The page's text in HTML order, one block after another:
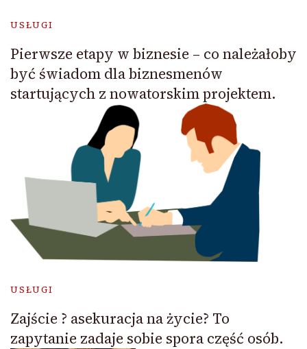
USŁUGI
Pierwsze etapy w biznesie – co należałoby
być świadom dla biznesmenów
startujących z nowatorskim projektem.
USŁUGI
Zajście ? asekuracja na życie? To
zapytanie zadaje sobie spora część osób.